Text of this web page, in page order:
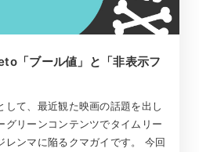
「ブール値」と「非表示フ
して、最近観た映画の話題を出し
グリーンコンテンツでタイムリー
レンマに陥るクマガイです。 今回